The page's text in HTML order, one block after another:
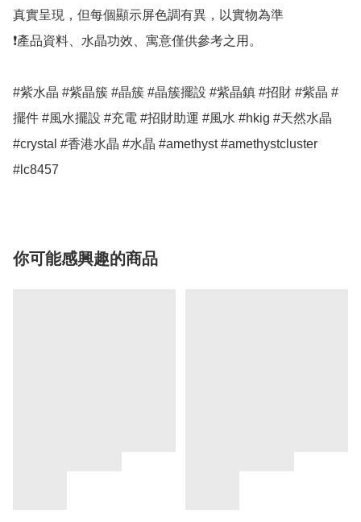
真實呈現，但每個顯示屏色調有異，以實物為準
❗產品資料、水晶功效、寓意僅供參考之用。
#紫水晶 #紫晶簇 #晶簇 #晶簇擺設 #紫晶鎮 #招財 #紫晶 #
擺件 #風水擺設 #充電 #招財助運 #風水 #hkig #天然水晶
#crystal #香港水晶 #水晶 #amethyst #amethystcluster
#lc8457
你可能感興趣的商品